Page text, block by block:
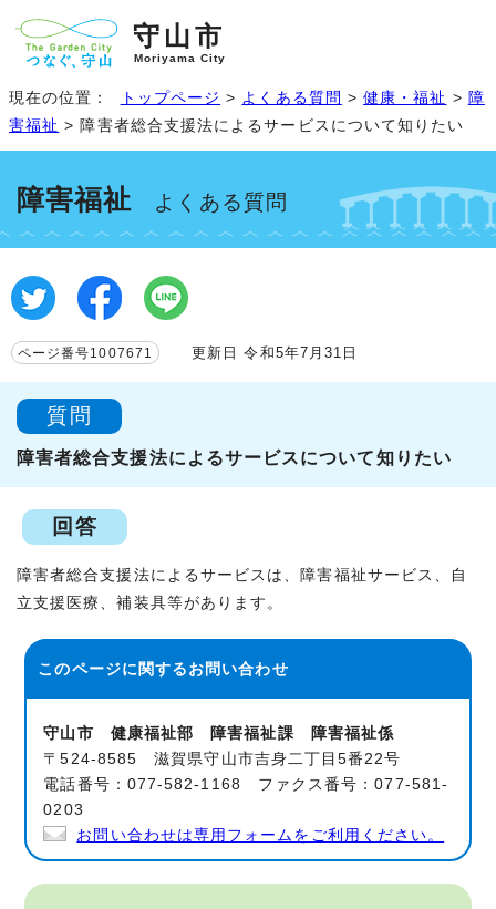
守山市
Moriyama City
現在の位置： トップページ > よくある質問 >健康・福祉 > 障
害福祉 > 障害者総合支援法によるサービスについて知りたい
障害福祉 よくある質問
ページ番号1007671 更新日 令和5年7月31日
質問
障害者総合支援法によるサービスについて知りたい
回答
障害者総合支援法によるサービスは、障害福祉サービス、自
立支援医療、補装具等があります。
このページに関するお問い合わせ
守山市 健康福祉部 障害福祉課 障害福祉係
〒524-8585 滋賀県守山市吉身二丁目5番22号
電話番号：077-582-1168 ファクス番号：077-581-
0203
お問い合わせは専用フォームをご利用ください。